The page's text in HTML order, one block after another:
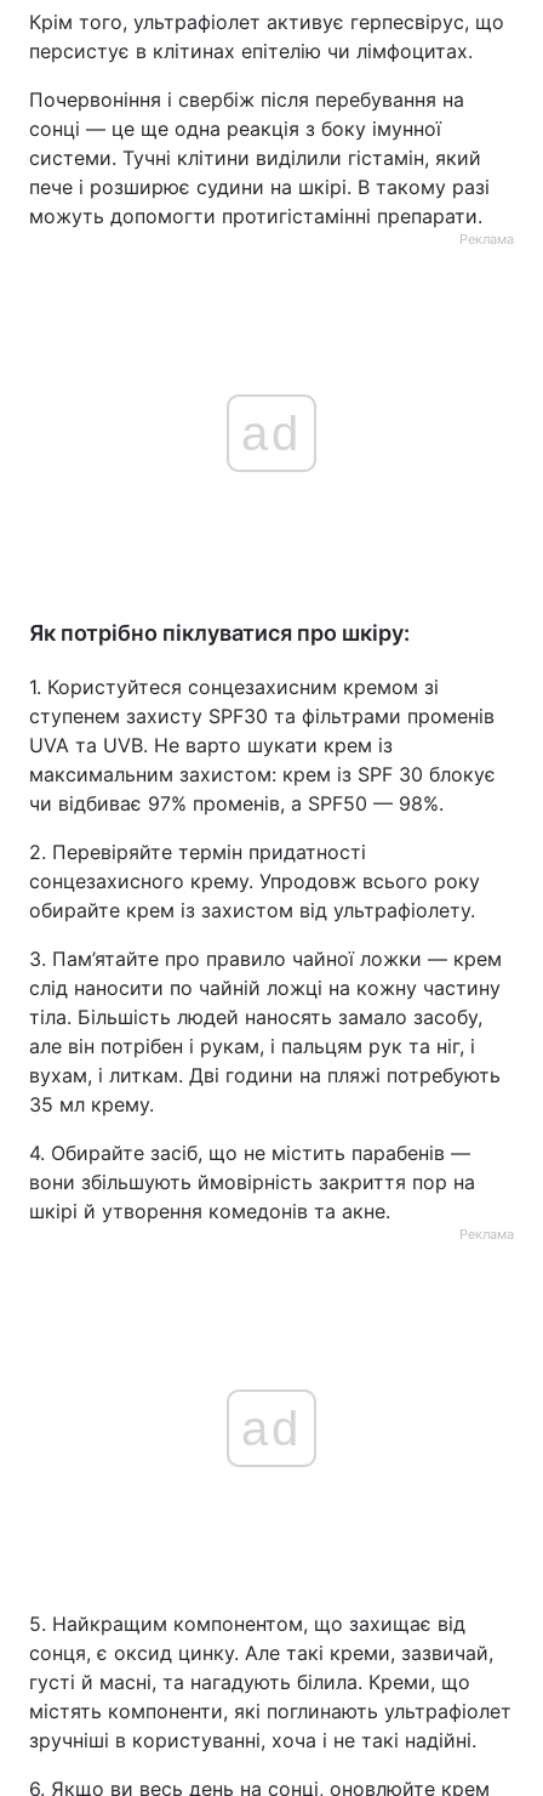
Крім того, ультрафіолет активує герпесвірус, що
персистує в клітинах епітелію чи лімфоцитах.
Почервоніння і свербіж після перебування на
сонці — це ще одна реакція з боку імунної
системи. Тучні клітини виділили гістамін, який
пече і розширює судини на шкірі. В такому разі
можуть допомогти протигістамінні препарати.
Реклама
ad
Як потрібно піклуватися про шкіру:
1. Користуйтеся сонцезахисним кремом зі
ступенем захисту SPF30 та фільтрами променів
UVA та UVB. Не варто шукати крем із
максимальним захистом: крем із SPF 30 блокує
чи відбиває 97% променів, а SPF50 — 98%.
2. Перевіряйте термін придатності
сонцезахисного крему. Упродовж всього року
обирайте крем із захистом від ультрафіолету.
3. Пам’ятайте про правило чайної ложки — крем
слід наносити по чайній ложці на кожну частину
тіла. Більшість людей наносять замало засобу,
але він потрібен і рукам, і пальцям рук та ніг, і
вухам, і литкам. Дві години на пляжі потребують
35 мл крему.
4. Обирайте засіб, що не містить парабенів —
вони збільшують ймовірність закриття пор на
шкірі й утворення комедонів та акне.
Реклама
ad
5. Найкращим компонентом, що захищає від
сонця, є оксид цинку. Але такі креми, зазвичай,
густі й масні, та нагадують білила. Креми, що
містять компоненти, які поглинають ультрафіолет
зручніші в користуванні, хоча і не такі надійні.
6. Якщо ви весь день на сонці, оновлюйте крем